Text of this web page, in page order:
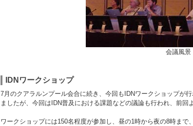
会議風景
IDNワークショップ
7月のクアラルンプール会合に続き、今回もIDNワークショップが
ましたが、今回はIDN普及における課題などの議論も行われ、前回
ワークショップには150名程度が参加し、昼の1時から夜の8時ま